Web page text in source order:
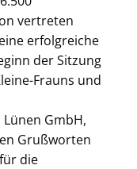
vertreten
erfolgreiche
der Sitzung
Frauns und
GmbH,
Grußworten
die